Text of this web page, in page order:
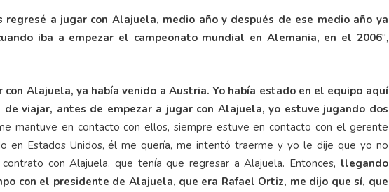
regresé a jugar con Alajuela, medio año y después de ese medio año ya
iba a empezar el campeonato mundial en Alemania, en el 2006",
Alajuela, ya había venido a Austria. Yo había estado en el equipo aquí
viajar, antes de empezar a jugar con Alajuela, yo estuve jugando dos
mantuve en contacto con ellos, siempre estuve en contacto con el gerente
en Estados Unidos, él me quería, me intentó traerme y yo le dije que yo no
con Alajuela, que tenía que regresar a Alajuela. Entonces, llegando
con el presidente de Alajuela, que era Rafael Ortiz, me dijo que sí, que